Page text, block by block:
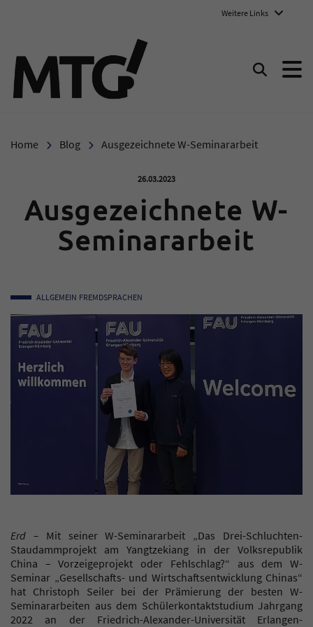
Weitere Links
Suchen
Home Blog Ausgezeichnete W-Seminararbeit
Veröffentlicht am:
26.03.2023
Ausgezeichnete W-
Seminararbeit
ALLGEMEIN FREMDSPRACHEN
Erd –Mit seiner W-Seminararbeit „Das Drei-Schluchten-
Staudammprojekt am Yangtzekiang in der Volksrepublik
China – Vorzeigeprojekt oder Fehlschlag?“ aus dem W-
Seminar „Gesellschafts- und Wirtschaftsentwicklung Chinas“
hat Christoph Seiler bei der Prämierung der besten W-
Seminararbeiten aus dem Schülerkontaktstudium Jahrgang
2022 an der Friedrich-Alexander-Universität Erlangen-